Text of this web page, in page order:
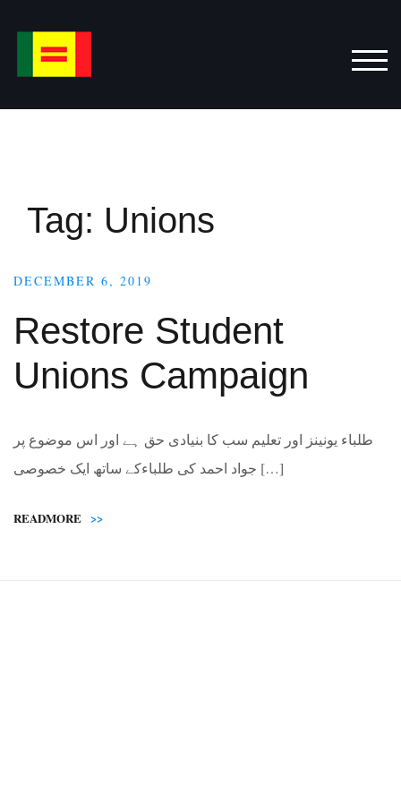
Tag: Unions
DECEMBER 6, 2019
Restore Student
Unions Campaign
طلباء یونینز اور تعلیم سب کا بنیادی حق ہے اور اس موضوع پر
جواد احمد کی طلباءکے ساتھ ایک خصوصی […]
READMORE >>